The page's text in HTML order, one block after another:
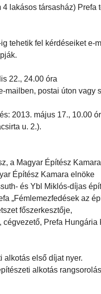
lakásos társasház) Prefa
tehetik fel kérdéseiket e-
22., 24.00 óra
mailben, postai úton vagy
2013. május 17., 10.00
u. 2.).
a Magyar Építész
Építész Kamara elnöke
és Ybl Miklós-díjas
„Fémlemezfedések az
főszerkesztője,
cégvezető, Prefa Hungária
alkotás első díjat nyer.
alkotás